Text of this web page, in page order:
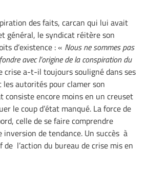
des faits, carcan qui lui avait
général, le syndicat réitère son
d’existence : « Nous ne sommes pas
avec l’origine de la conspiration du
crise a-t-il toujours souligné dans ses
les autorités pour clamer son
consiste encore moins en un creuset
le coup d’état manqué. La force de
celle de se faire comprendre
de tendance. Un succès à
l’action du bureau de crise mis en